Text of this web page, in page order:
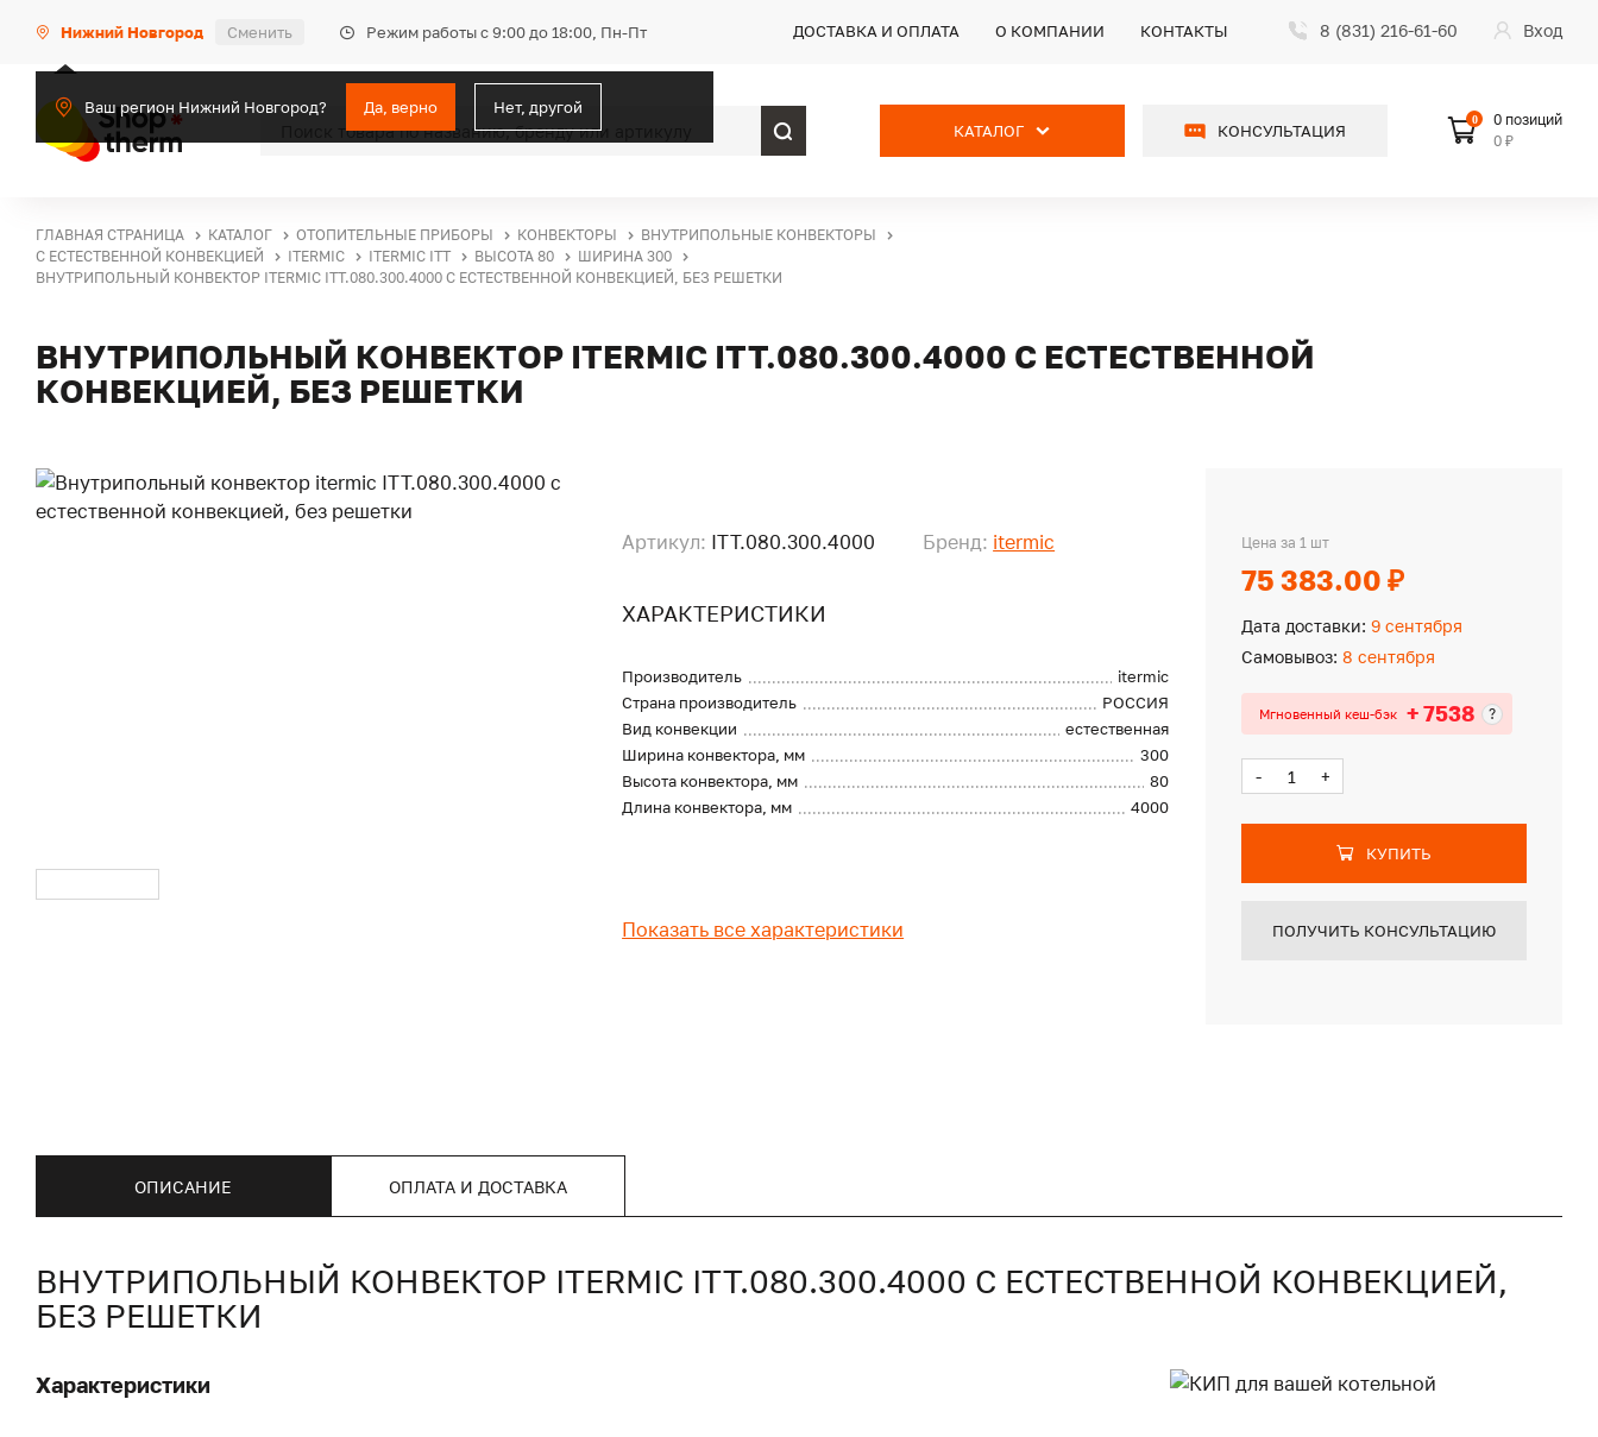
Нижний Новгород Сменить Режим работы с 9:00 до 18:00, Пн-Пт
Ваш регион Нижний Новгород? Да, верно Нет, другой
ДОСТАВКА И ОПЛАТА О КОМПАНИИ КОНТАКТЫ 8 (831) 216-61-60 Вход
КАТАЛОГ КОНСУЛЬТАЦИЯ
0
0 позиций
0 ₽
ГЛАВНАЯ СТРАНИЦА КАТАЛОГ ОТОПИТЕЛЬНЫЕ ПРИБОРЫ КОНВЕКТОРЫ
ВНУТРИПОЛЬНЫЕ КОНВЕКТОРЫ
С ЕСТЕСТВЕННОЙ КОНВЕКЦИЕЙ
ITERMIC ITERMIC ITT ВЫСОТА 80
ШИРИНА 300
ВНУТРИПОЛЬНЫЙ КОНВЕКТОР ITERMIC ITT.080.300.4000 С ЕСТЕСТВЕННОЙ КОНВЕКЦИЕЙ, БЕЗ РЕШЕТКИ
ВНУТРИПОЛЬНЫЙ КОНВЕКТОР ITERMIC ITT.080.300.4000 С ЕСТЕСТВЕННОЙ
КОНВЕКЦИЕЙ, БЕЗ РЕШЕТКИ
Артикул: ITT.080.300.4000 Бренд: itermic
ХАРАКТЕРИСТИКИ
Производитель
itermic
Страна производитель
РОССИЯ
Вид конвекции
естественная
Ширина конвектора, мм
300
Высота конвектора, мм
80
Длина конвектора, мм
4000
Показать все характеристики
Цена за 1 шт
75 383.00 ₽
Дата доставки: 9 сентября
Самовывоз: 8 сентября
Мгновенный кеш-бэк + 7538 ?
- +
КУПИТЬ
ПОЛУЧИТЬ КОНСУЛЬТАЦИЮ
ОПИСАНИЕ ОПЛАТА И ДОСТАВКА
ВНУТРИПОЛЬНЫЙ КОНВЕКТОР ITERMIC ITT.080.300.4000 С ЕСТЕСТВЕННОЙ КОНВЕКЦИЕЙ,
БЕЗ РЕШЕТКИ
Характеристики